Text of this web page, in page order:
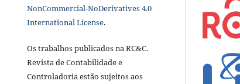
NonCommercial-NoDerivatives 4.0
International License.
Os trabalhos publicados na RC&C.
Revista de Contabilidade e
Controladoria estão sujeitos aos